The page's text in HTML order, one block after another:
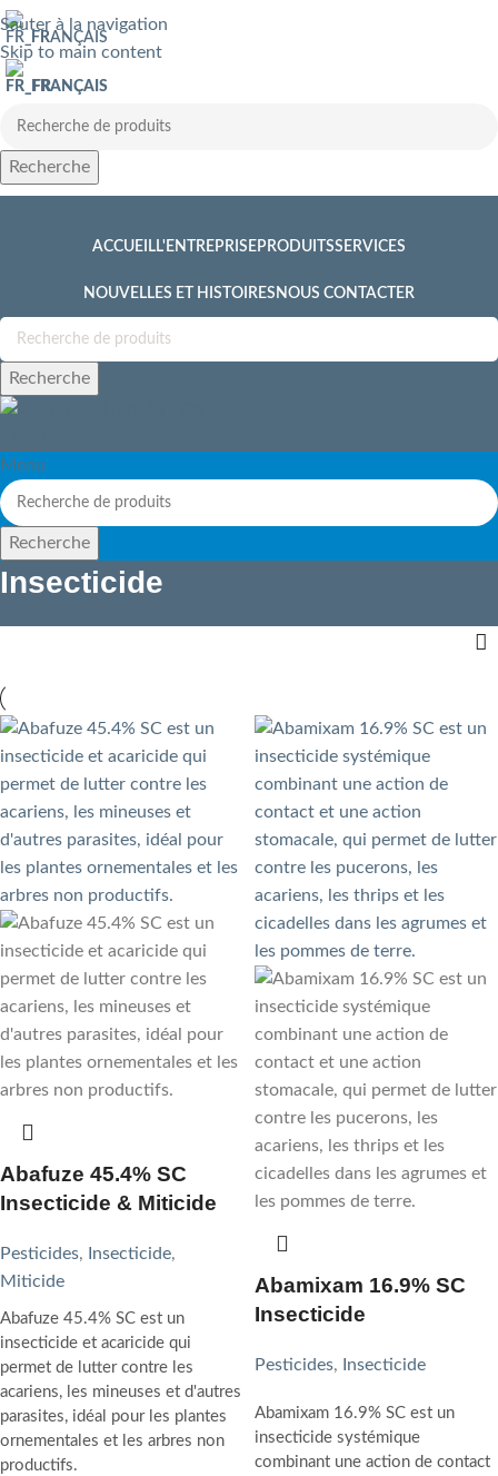
Sauter à la navigation
Skip to main content
FRANÇAIS
FRANÇAIS
Recherche
ACCUEIL L'ENTREPRISE PRODUITSSERVICES
NOUVELLES ET HISTOIRES NOUS CONTACTER
Recherche
Menu
Recherche
Insecticide
Abafuze 45.4% SC
Insecticide & Miticide
Pesticides, Insecticide,
Miticide
Abafuze 45.4% SC est un
insecticide et acaricide qui
permet de lutter contre les
acariens, les mineuses et d'autres
parasites, idéal pour les plantes
ornementales et les arbres non
productifs.
Abamixam 16.9% SC
Insecticide
Pesticides, Insecticide
Abamixam 16.9% SC est un
insecticide systémique
combinant une action de contact